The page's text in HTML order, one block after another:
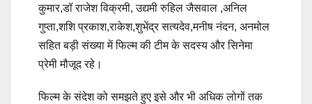
कुमार,डॉ राजेश विक्रमी, उद्यमी रुहिल जैसवाल ,अनिल
गुप्ता,शशि प्रकाश,राकेश,शुभेंद्र सत्यदेव,मनीष नंदन, अनमोल
सहित बड़ी संख्या में फिल्म की टीम के सदस्य और सिनेमा
प्रेमी मौजूद रहे।
फिल्म के संदेश को समझते हुए इसे और भी अधिक लोगों तक